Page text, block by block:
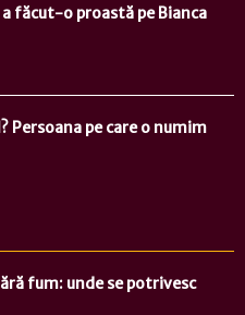
făcut-o proastă pe Bianca
Persoana pe care o numim
fum: unde se potrivesc